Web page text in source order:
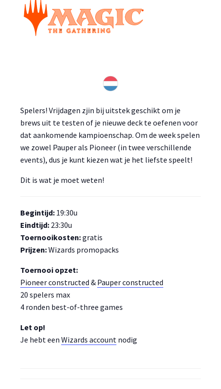
Spelers! Vrijdagen zjin bij uitstek geschikt om je
brews uit te testen of je nieuwe deck te oefenen voor
dat aankomende kampioenschap. Om de week spelen
we zowel Pauper als Pioneer (in twee verschillende
events), dus je kunt kiezen wat je het liefste speelt!
Dit is wat je moet weten!
Begintijd: 19:30u
Eindtijd: 23:30u
Toernooikosten:gratis
Prijzen:Wizards promopacks
Toernooi opzet:
Pioneer constructed & Pauper constructed
20 spelers max
4 ronden best-of-three games
Let op!
Je hebt een Wizards account nodig